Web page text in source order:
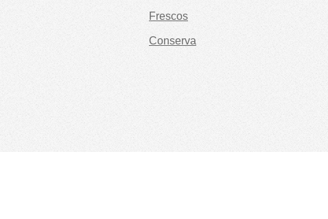
Frescos
Conserva